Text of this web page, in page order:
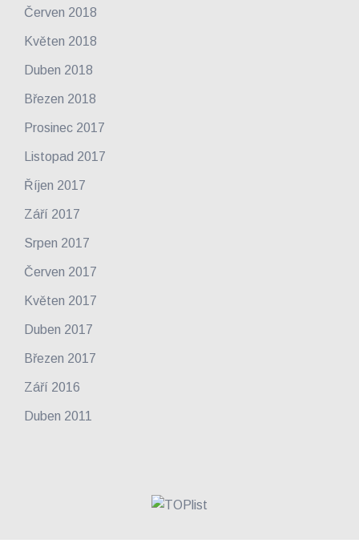
Červen 2018
Květen 2018
Duben 2018
Březen 2018
Prosinec 2017
Listopad 2017
Říjen 2017
Září 2017
Srpen 2017
Červen 2017
Květen 2017
Duben 2017
Březen 2017
Září 2016
Duben 2011